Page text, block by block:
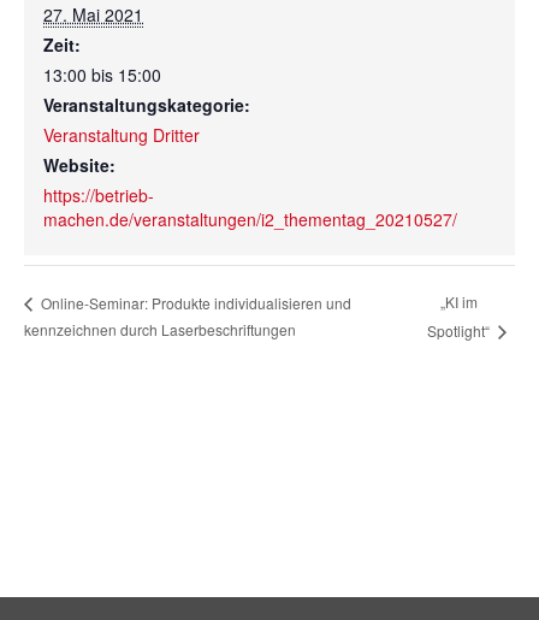
27. Mai 2021
Zeit:
13:00 bis 15:00
Veranstaltungskategorie:
Veranstaltung Dritter
Website:
https://betrieb-
machen.de/veranstaltungen/i2_thementag_20210527/
Online-Seminar: Produkte individualisieren und
kennzeichnen durch Laserbeschriftungen
„KI im
Spotlight“